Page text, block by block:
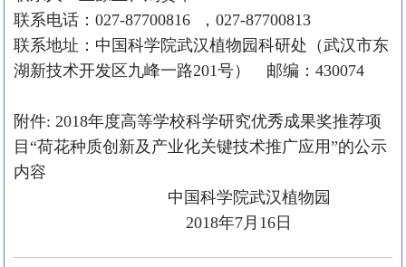
联系电话： 027-87700816 ， 027-87700813
联系地址：中国科学院武汉植物园科研处（武汉市东
湖新技术开发区九峰一路201号） 邮编： 430074
附件: 2018年度高等学校科学研究优秀成果奖推荐项
目“荷花种质创新及产业化关键技术推广应用”的公示
内容
中国科学院武汉植物园
2018年7 月 16日